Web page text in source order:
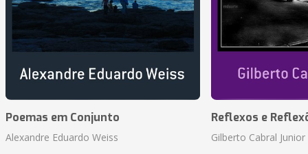
Poemas em Conjunto
Alexandre Eduardo Weiss
Reflexos e
Gilberto Cabral Junior